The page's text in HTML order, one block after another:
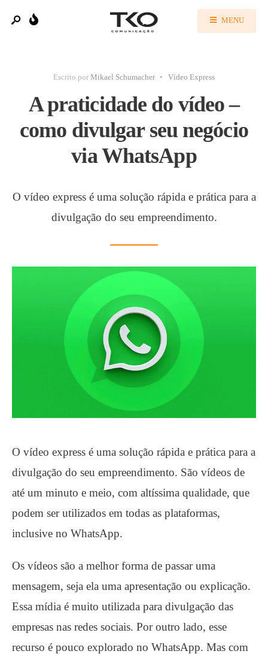
MENU
Escrito por Mikael Schumacher • Vídeo Express
A praticidade do vídeo –
como divulgar seu negócio
via WhatsApp
O vídeo express é uma solução rápida e prática para a
divulgação do seu empreendimento.
O vídeo express é uma solução rápida e prática para a
divulgação do seu empreendimento. São vídeos de
até um minuto e meio, com altíssima qualidade, que
podem ser utilizados em todas as plataformas,
inclusive no WhatsApp.
Os vídeos são a melhor forma de passar uma
mensagem, seja ela uma apresentação ou explicação.
Essa mídia é muito utilizada para divulgação das
empresas nas redes sociais. Por outro lado, esse
recurso é pouco explorado no WhatsApp. Mas com